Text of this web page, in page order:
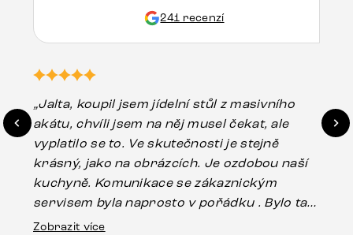
241 recenzí
„Jalta, koupil jsem jídelní stůl z masivního
akátu, chvíli jsem na něj musel čekat, ale
vyplatilo se to. Ve skutečnosti je stejně
krásný, jako na obrázcích. Je ozdobou naší
kuchyně. Komunikace se zákaznickým
servisem byla naprosto v pořádku . Bylo tam
drobné poškození u nohy stolu, které mohlo
Zobrazit více